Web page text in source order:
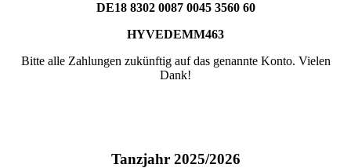
DE18 8302 0087 0045 3560 60
HYVEDEMM463
Bitte alle Zahlungen zukünftig auf das genannte Konto. Vielen
Dank!
Tanzjahr 2025/2026